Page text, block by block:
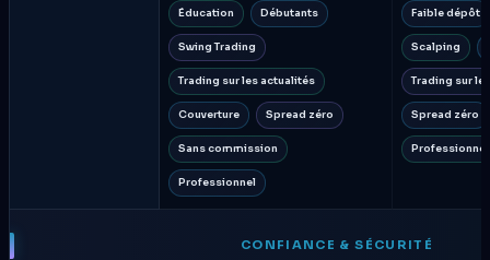
Éducation Débutants
Swing Trading
Trading sur les actualités
Couverture Spread zéro
Sans commission
Professionnel
Faible dépôt
Scalping
Trading sur
Spread zéro
Professionnel
CONFIANCE & SÉCURITÉ